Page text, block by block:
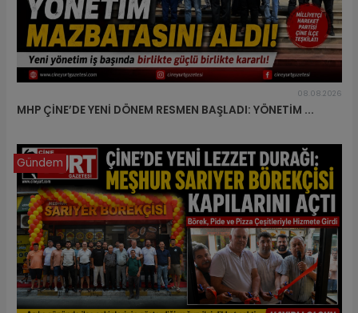
08.08.2026
MHP ÇİNE’DE YENİ DÖNEM RESMEN BAŞLADI: YÖNETİM ...
Gündem